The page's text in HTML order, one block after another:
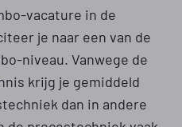
vacature in de
je naar een van de
niveau. Vanwege de
krijg je gemiddeld
dan in andere